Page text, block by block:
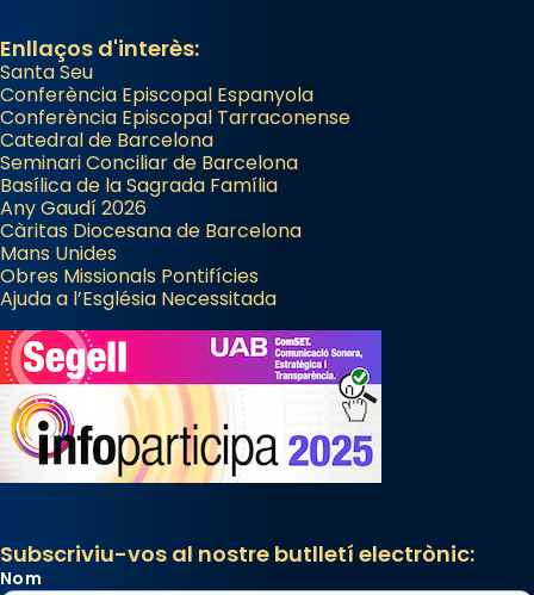
Enllaços d'interès:
Santa Seu
Conferència Episcopal Espanyola
Conferència Episcopal Tarraconense
Catedral de Barcelona
Seminari Conciliar de Barcelona
Basílica de la Sagrada Família
Any Gaudí 2026
Càritas Diocesana de Barcelona
Mans Unides
Obres Missionals Pontifícies
Ajuda a l’Església Necessitada
Subscriviu-vos al nostre butlletí electrònic:
Nom